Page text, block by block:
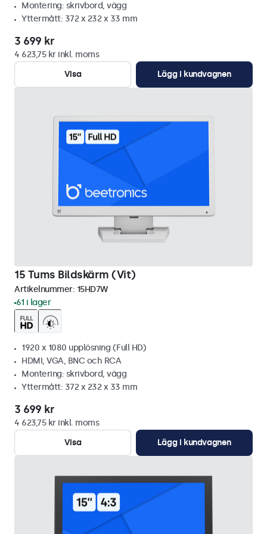
Montering: skrivbord, vägg
Yttermått: 372 x 232 x 33 mm
3 699 kr
4 623,75 kr inkl. moms
Visa
Lägg i kundvagnen
15 Tums Bildskärm (Vit)
Artikelnummer: 15HD7W
61 i lager
1920 x 1080 upplösning (Full HD)
HDMI, VGA, BNC och RCA
Montering: skrivbord, vägg
Yttermått: 372 x 232 x 33 mm
3 699 kr
4 623,75 kr inkl. moms
Visa
Lägg i kundvagnen